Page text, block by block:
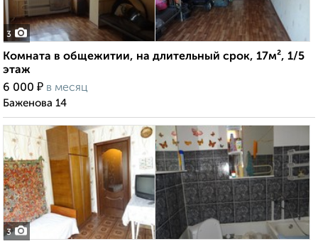
3
Комната в общежитии, на длительный срок, 17м², 1/5
этаж
6 000 ₽ в месяц
Баженова 14
3